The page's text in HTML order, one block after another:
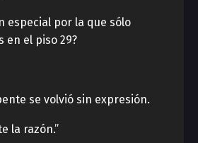
especial por la que sólo
en el piso 29?
se volvió sin expresión.
la razón.”